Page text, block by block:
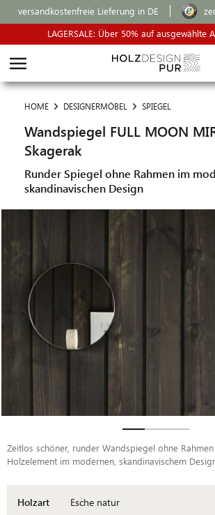
versandkostenfreie Lieferung in DE
LAGERSALE: Über 50% auf ausgewählte
HOME DESIGNERMÖBEL SPIEGEL
Wandspiegel FULL MOON
Skagerak
Runder Spiegel ohne Rahmen im
skandinavischen Design
Zeitlos schöner, runder Wandspiegel ohne
Holzelement im modernen, skandinavischem
Holzart Esche natur